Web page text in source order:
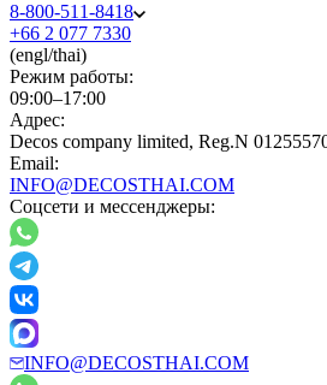
8-800-511-8418
+66 2 077 7330
(engl/thai)
Режим работы:
09:00–17:00
Адрес:
Decos company limited, Reg.N
Email:
INFO@DECOSTHAI.COM
Соцсети и мессенджеры:
INFO@DECOSTHAI.COM